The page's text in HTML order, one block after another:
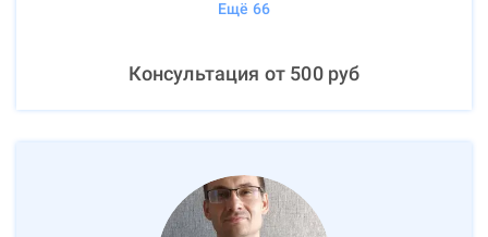
Ещё 66
Консультация от 500руб